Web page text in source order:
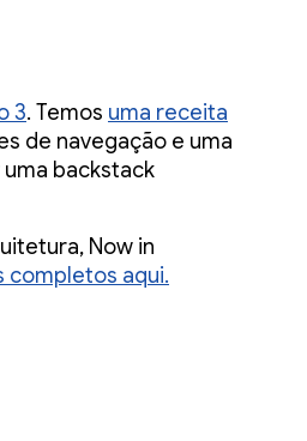
3. Temos uma receita
de navegação e uma
backstack
Now in
completos aqui.